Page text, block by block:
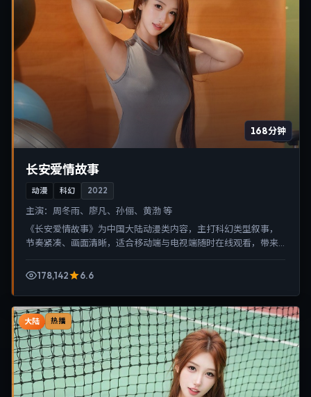
168分钟
长安爱情故事
动漫 科幻 2022
主演： 周冬雨、廖凡、孙俪、黄渤 等
《长安爱情故事》为中国大陆动漫类内容，主打科幻类型叙事，
节奏紧凑、画面清晰，适合移动端与电视端随时在线观看，带来
178,142
6.6
大陆 热播